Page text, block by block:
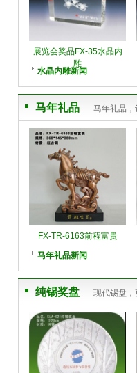
展览会奖品FX-35水晶内
雕
水晶内雕新闻
马年礼品 马年礼品，
FX-TR-6163前程富贵
马年礼品新闻
纯锡奖盘 现代锡盘，